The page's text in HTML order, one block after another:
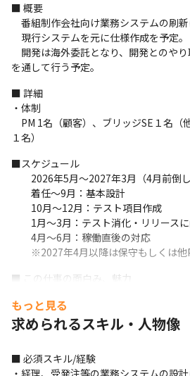
■ 概要
番組制作会社向け業務システムの刷新
現行システムを元に仕様作成を予定。
開発は海外委託となり、開発とのや
を通して行う予定。
■ 詳細
・体制
PM 1名（顧客）、ブリッジSE１名（
１名）
■スケジュール
2026年5月～2027年3月（4月前倒し
着任～9月：基本設計
10月～12月：テスト項目作成
1月～3月：テスト消化・リリースに
4月～6月：稼働直後の対応
※2027年4月以降は保守もしくは他
■ この仕事の面白み、魅力
を対応していただきます。
今後、PMOやPMを目指されているSE
もっと見る
求められるスキル・人物像
■ 必須スキル/経験
・経理、受発注等の業務システムの設計